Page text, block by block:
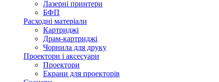
Лазерні принтери
БФП
Расходні матеріали
Картриджі
Драм-картриджі
Чорнила для друку
Проектори і аксесуари
Проектори
Екрани для проекторів